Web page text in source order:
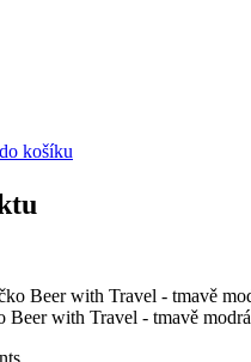
košíku
Beer with Travel - tmavě modrá